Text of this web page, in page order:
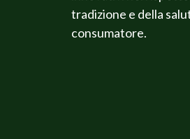
tradizione e della
consumatore.